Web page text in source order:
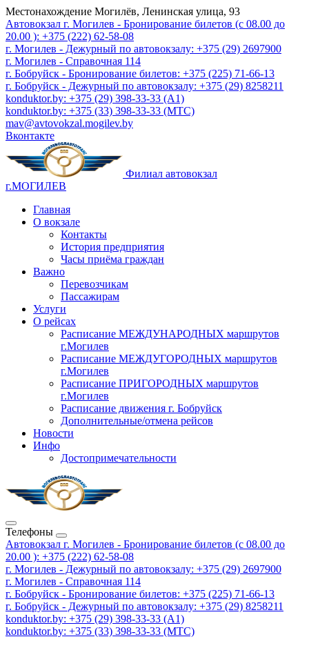
Местонахождение Могилёв, Ленинская улица, 93
Автовокзал г. Могилев - Бронирование билетов (с 08.00 до
20.00 ): +375 (222) 62-58-08
г. Могилев - Дежурный по автовокзалу: +375 (29) 2697900
г. Могилев - Справочная 114
г. Бобруйск - Бронирование билетов: +375 (225) 71-66-13
г. Бобруйск - Дежурный по автовокзалу: +375 (29) 8258211
konduktor.by: +375 (29) 398-33-33 (A1)
konduktor.by: +375 (33) 398-33-33 (МТС)
mav@avtovokzal.mogilev.by
Вконтакте
Филиал автовокзал
г.МОГИЛЕВ
Главная
О вокзале
Контакты
История предприятия
Часы приёма граждан
Важно
Перевозчикам
Пассажирам
Услуги
О рейсах
Расписание МЕЖДУНАРОДНЫХ маршрутов
г.Могилев
Расписание МЕЖДУГОРОДНЫХ маршрутов
г.Могилев
Расписание ПРИГОРОДНЫХ маршрутов
г.Могилев
Расписание движения г. Бобруйск
Дополнительные/отмена рейсов
Новости
Инфо
Достопримечательности
Телефоны
Автовокзал г. Могилев - Бронирование билетов (с 08.00 до
20.00 ): +375 (222) 62-58-08
г. Могилев - Дежурный по автовокзалу: +375 (29) 2697900
г. Могилев - Справочная 114
г. Бобруйск - Бронирование билетов: +375 (225) 71-66-13
г. Бобруйск - Дежурный по автовокзалу: +375 (29) 8258211
konduktor.by: +375 (29) 398-33-33 (A1)
konduktor.by: +375 (33) 398-33-33 (МТС)